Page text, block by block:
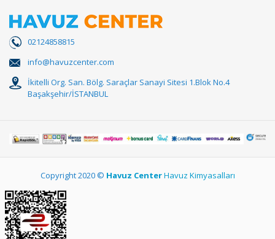
02124858815
info@havuzcenter.com
İkitelli Org. San. Bölg. Saraçlar Sanayi Sitesi 1.Blok No.4
Başakşehir/İSTANBUL
Copyright 2020 © Havuz CenterHavuz Kimyasalları